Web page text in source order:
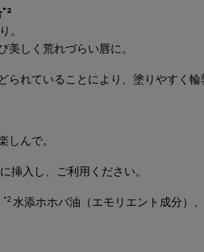
*2
。
しく荒れづらい唇に。​
れていることにより、塗りやすく輪
んで。​
挿入し、ご利用ください。​
*2水添ホホバ油（エモリエント成分）、